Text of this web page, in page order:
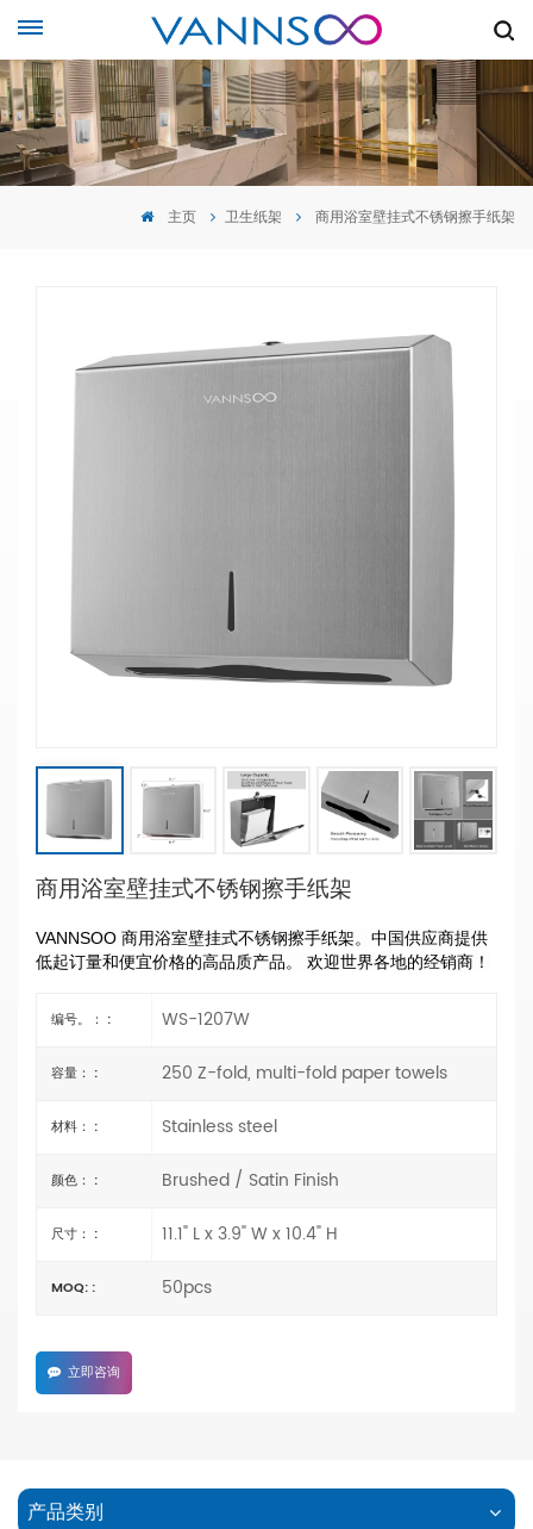
主页 卫生纸架 商用浴室壁挂式不锈钢擦手纸架
商用浴室壁挂式不锈钢擦手纸架
VANNSOO 商用浴室壁挂式不锈钢擦手纸架。中国供应商提供
低起订量和便宜价格的高品质产品。 欢迎世界各地的经销商！
编号。： : WS-1207W
容量： : 250 Z-fold, multi-fold paper towels
材料： : Stainless steel
颜色： : Brushed / Satin Finish
尺寸： : 11.1" L x 3.9" W x 10.4" H
MOQ: : 50pcs
立即咨询
产品类别